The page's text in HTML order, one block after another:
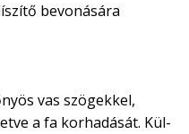
bevonására
vas szögekkel,
a fa korhadását. Kül-